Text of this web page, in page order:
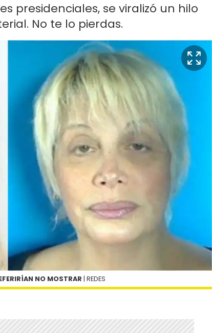
presidenciales, se viralizó un hilo
No te lo pierdas.
NO MOSTRAR | REDES